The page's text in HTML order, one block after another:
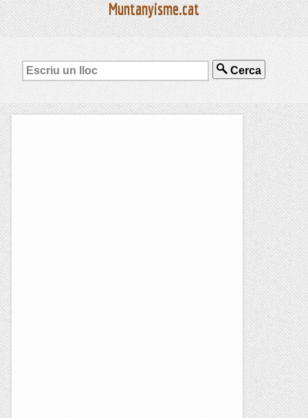
Muntanyisme.cat
Cerca